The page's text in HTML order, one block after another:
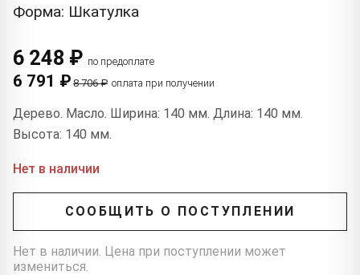
Форма: Шкатулка
6 248 ₽ по предоплате
6 791 ₽ 8 706 ₽ оплата при получении
Дерево. Масло. Ширина: 140 мм. Длина: 140 мм.
Высота: 140 мм.
Нет в наличии
СООБЩИТЬ О ПОСТУПЛЕНИИ
Нет в наличии. Цена при поступлении может
измениться.